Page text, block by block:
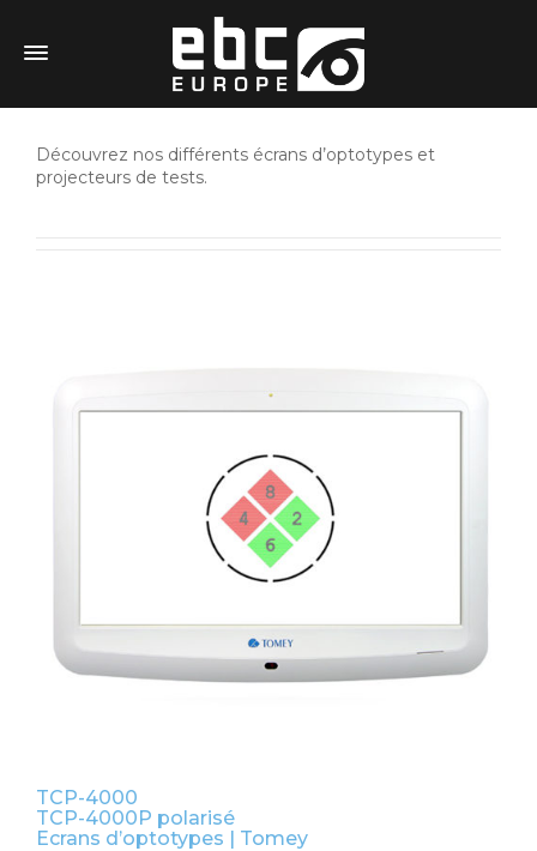
Découvrez nos différents écrans d’optotypes et
projecteurs de tests.
TCP-4000
TCP-4000P polarisé
Ecrans d’optotypes | Tomey